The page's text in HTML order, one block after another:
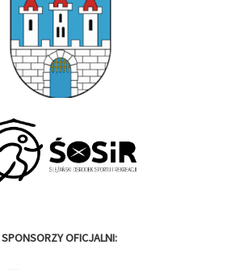
SPONSORZY OFICJALNI: